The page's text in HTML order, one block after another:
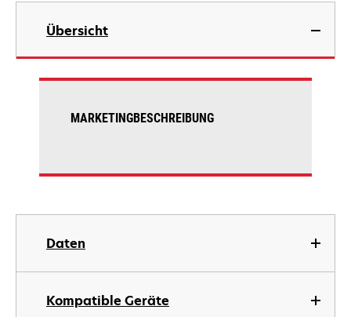
Übersicht
Daten
Kompatible Geräte
MARKETINGBESCHREIBUNG